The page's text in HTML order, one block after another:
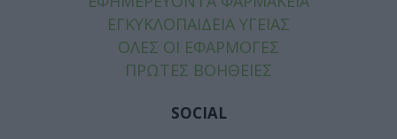
ΕΓΚΥΚΛΟΠΑΙΔΕΙΑ ΥΓΕΙΑΣ
ΟΛΕΣ ΟΙ ΕΦΑΡΜΟΓΕΣ
ΠΡΩΤΕΣ ΒΟΗΘΕΙΕΣ
SOCIAL